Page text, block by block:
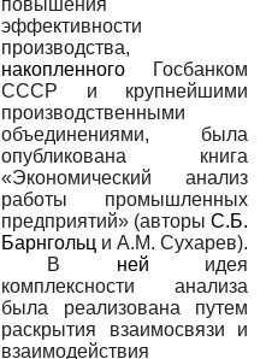
эффективности
производства,
накопленного Госбанком
СССР и крупнейшими
производственными
объединениями, была
опубликована книга
«Экономический анализ
работы промышленных
предприятий» (авторыС.Б.
Барнгольц иA.M. Сухарев).
В ней идея
комплексности анализа
была реализована путем
раскрытия взаимосвязи и
взаимодействия